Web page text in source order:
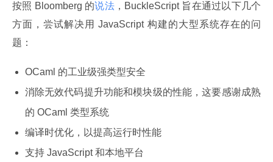
按照 Bloomberg 的说法，BuckleScript 旨在通过以下几个
方面，尝试解决用 JavaScript 构建的大型系统存在的问
题：
OCaml 的工业级强类型安全
消除无效代码提升功能和模块级的性能，这要感谢成熟
的 OCaml 类型系统
编译时优化，以提高运行时性能
支持 JavaScript 和本地平台